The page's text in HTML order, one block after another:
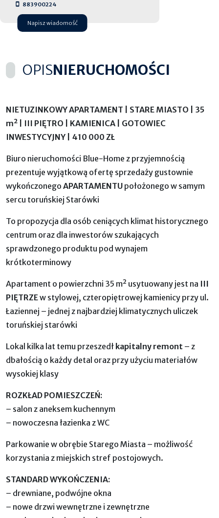
883900224
Napisz wiadomość
OPISNIERUCHOMOŚCI
NIETUZINKOWY APARTAMENT | STARE MIASTO | 35
m² | III PIĘTRO | KAMIENICA | GOTOWIEC
INWESTYCYJNY | 410 000 ZŁ
Biuro nieruchomości Blue-Home z przyjemnością
prezentuje wyjątkową ofertę sprzedaży gustownie
wykończonego APARTAMENTU położonego w samym
sercu toruńskiej Starówki
To propozycja dla osób ceniących klimat historycznego
centrum oraz dla inwestorów szukających
sprawdzonego produktu pod wynajem
krótkoterminowy
Apartament o powierzchni 35 m² usytuowany jest na III
PIĘTRZEw stylowej, czteropiętrowej kamienicy przy ul.
Łaziennej – jednej z najbardziej klimatycznych uliczek
toruńskiej starówki
Lokal kilka lat temu przeszedł kapitalny remont – z
dbałością o każdy detal oraz przy użyciu materiałów
wysokiej klasy
ROZKŁAD POMIESZCZEŃ:
– salon z aneksem kuchennym
– nowoczesna łazienka z WC
Parkowanie w obrębie Starego Miasta – możliwość
korzystania z miejskich stref postojowych.
STANDARD WYKOŃCZENIA:
– drewniane, podwójne okna
– nowe drzwi wewnętrzne i zewnętrzne